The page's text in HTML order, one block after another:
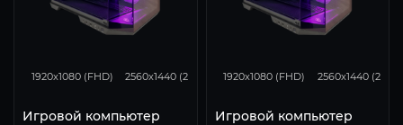
1920x1080 (FHD) 2560x1440 (2K) 3840x2160 (4K)
Игровой компьютер
1920x1080 (FHD) 2560x1440 (2K)
Игровой компьютер